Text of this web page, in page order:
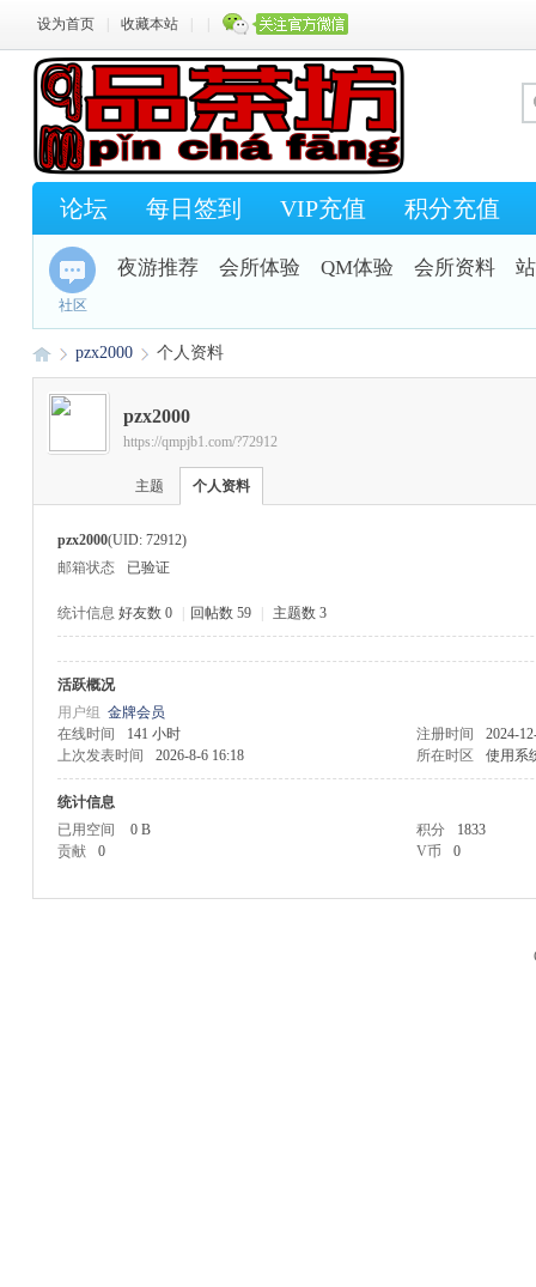
设为首页 收藏本站
论坛 每日签到 VIP充值 积分充值
社区
夜游推荐 会所体验 QM体验 会所资料
›
pzx2000
›
个人资料
pzx2000
https://qmpjb1.com/?72912
主题 个人资料
pzx2000(UID: 72912)
邮箱状态
已验证
统计信息 好友数 0 回帖数 59 主题数 3
活跃概况
用户组 金牌会员
在线时间
141 小时 注册时间
2024-
上次发表时间
2026-8-6 16:18 所在时区 使用系
统计信息
已用空间
0 B 积分
1833
贡献
0 V币 0